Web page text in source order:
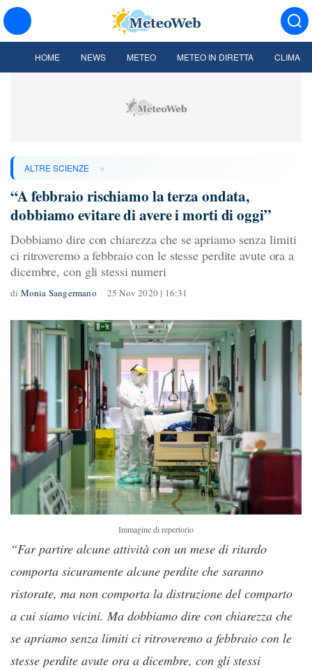
HOME NEWS METEO METEO IN DIRETTA CLIMA
ALTRE SCIENZE »
“A febbraio rischiamo la terza ondata,
dobbiamo evitare di avere i morti di oggi”
Dobbiamo dire con chiarezza che se apriamo senza limiti
ci ritroveremo a febbraio con le stesse perdite avute ora a
dicembre, con gli stessi numeri
di Monia Sangermano 25 Nov 2020 | 16:31
Immagine di repertorio
“Far partire alcune attività con un mese di ritardo
comporta sicuramente alcune perdite che saranno
ristorate, ma non comporta la distruzione del comparto
a cui siamo vicini. Ma dobbiamo dire con chiarezza che
se apriamo senza limiti ci ritroveremo a febbraio con le
stesse perdite avute ora a dicembre, con gli stessi